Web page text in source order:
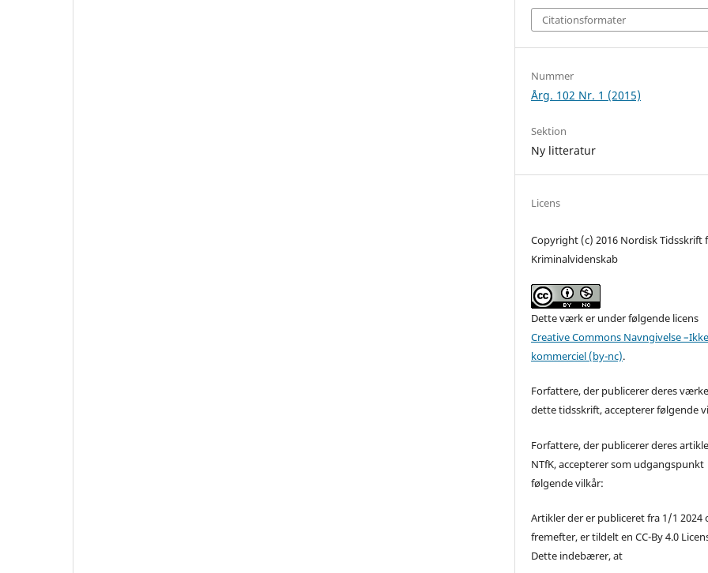
Citationsformater
Nummer
Årg. 102 Nr. 1 (2015)
Sektion
Ny litteratur
Licens
Copyright (c) 2016 Nordisk Tidsskrift
Kriminalvidenskab
Dette værk er under følgende licens
Creative Commons Navngivelse
kommerciel (by-nc).
Forfattere, der publicerer deres
dette tidsskrift, accepterer følgende
Forfattere, der publicerer deres
NTfK, accepterer som udgangspunkt
følgende vilkår:
Artikler der er publiceret fra 1/1 2024
fremefter, er tildelt en CC-By 4.0
Dette indebærer, at